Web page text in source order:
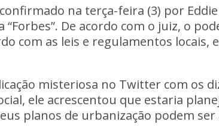
na terça-feira (3) por
De acordo com o juiz, o
com as leis e regulamentos locais,
misteriosa no Twitter com os
ele acrescentou que estaria
planos de urbanização podem